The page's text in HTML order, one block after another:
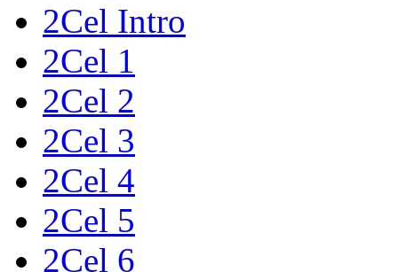
2Cel Intro
2Cel 1
2Cel 2
2Cel 3
2Cel 4
2Cel 5
2Cel 6